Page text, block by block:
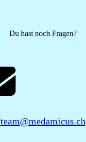
Du hast noch Fragen?
team@medamicus.ch